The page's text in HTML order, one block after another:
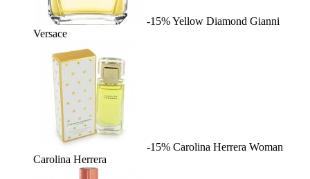
-15%Yellow Diamond Gianni
Versace
-15% Carolina Herrera Woman
Carolina Herrera